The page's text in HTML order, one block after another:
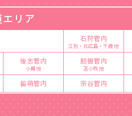
リア
石狩管内
江別・北広島・千歳 他
後志管内
小樽 他
胆振管内
苫小牧 他
留萌管内 宗谷管内